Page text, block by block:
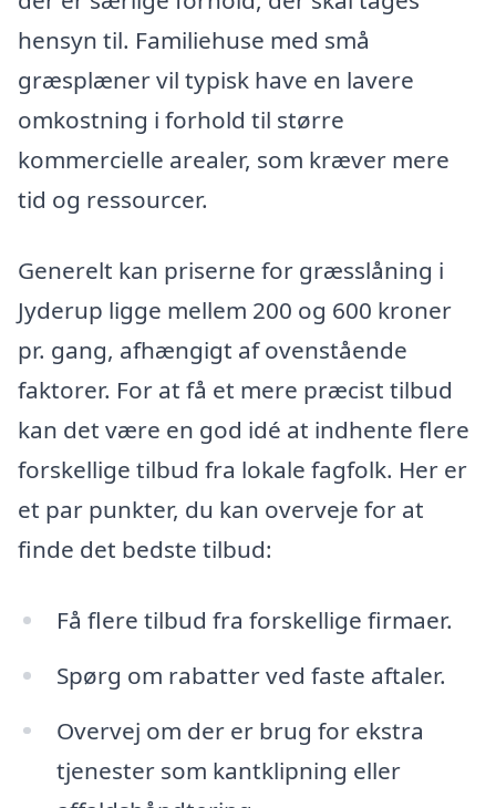
hensyn til. Familiehuse med små
græsplæner vil typisk have en lavere
omkostning i forhold til større
kommercielle arealer, som kræver mere
tid og ressourcer.
Generelt kan priserne for græsslåning i
Jyderup ligge mellem 200 og 600 kroner
pr. gang, afhængigt af ovenstående
faktorer. For at få et mere præcist tilbud
kan det være en god idé at indhente flere
forskellige tilbud fra lokale fagfolk. Her er
et par punkter, du kan overveje for at
finde det bedste tilbud:
Få flere tilbud fra forskellige firmaer.
Spørg om rabatter ved faste aftaler.
Overvej om der er brug for ekstra
tjenester som kantklipning eller